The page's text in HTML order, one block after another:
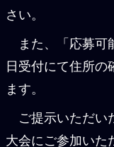
さい。
また、「応募可
日受付にて住所の
ます。
ご提示いただい
大会にご参加いた